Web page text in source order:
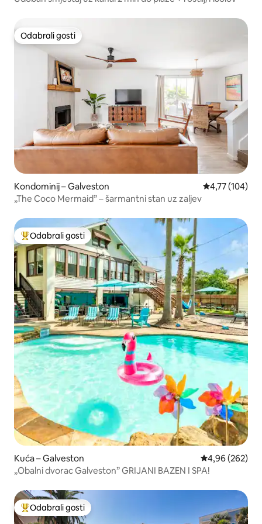
Odabrali gosti
Odabrali gosti
Kondominij – Galveston Prosječna
4,77 (104)
„The Coco Mermaid” – šarmantni stan uz zaljev
Među najviše rangiranima s oznakom „Odabrali gosti”
Odabrali gosti
Kuća – Galveston Prosječna
4,96 (262)
„Obalni dvorac Galveston” GRIJANI BAZEN I SPA!
Među najviše rangiranima s oznakom „Odabrali gosti”
Odabrali gosti